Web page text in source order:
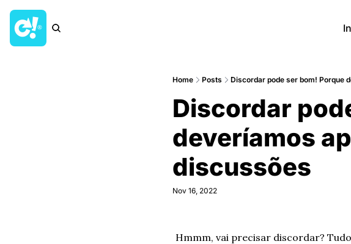
Home Posts Discordar pode ser bom! Porque
Discordar
deveríamos
discussões
Nov 16, 2022
Hmmm, vai precisar discordar?